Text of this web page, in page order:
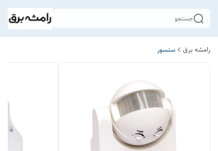
جستجو
رامشه برق سنسور